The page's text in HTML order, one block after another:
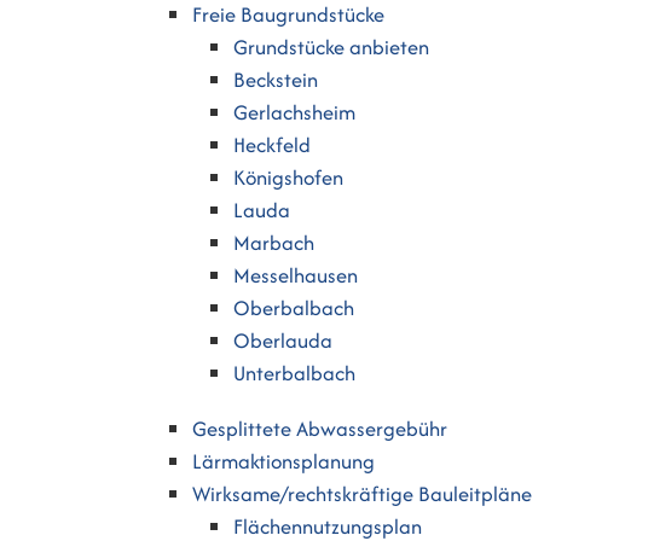
Freie Baugrundstücke
Grundstücke anbieten
Beckstein
Gerlachsheim
Heckfeld
Königshofen
Lauda
Marbach
Messelhausen
Oberbalbach
Oberlauda
Unterbalbach
Gesplittete Abwassergebühr
Lärmaktionsplanung
Wirksame/rechtskräftige Bauleitpläne
Flächennutzungsplan